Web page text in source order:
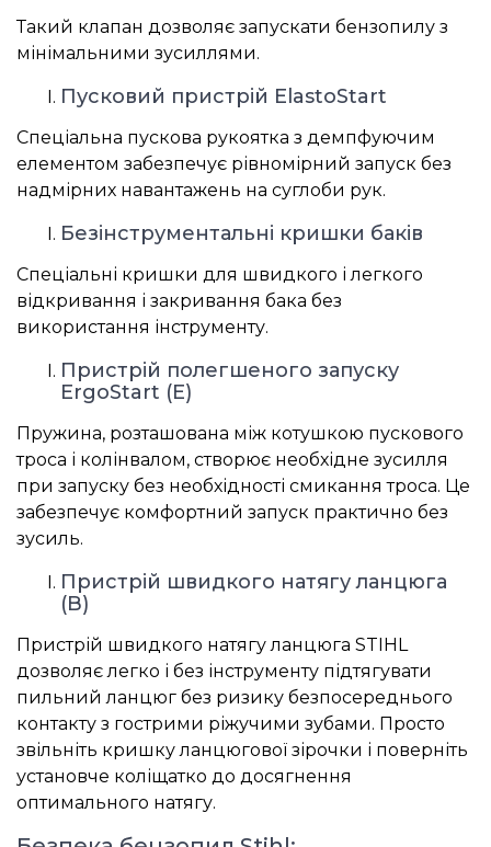
Такий клапан дозволяє запускати бензопилу з
мінімальними зусиллями.
Пусковий пристрій ElastoStart
Спеціальна пускова рукоятка з демпфуючим
елементом забезпечує рівномірний запуск без
надмірних навантажень на суглоби рук.
Безінструментальні кришки баків
Спеціальні кришки для швидкого і легкого
відкривання і закривання бака без
використання інструменту.
Пристрій полегшеного запуску
ErgoStart (E)
Пружина, розташована між котушкою пускового
троса і колінвалом, створює необхідне зусилля
при запуску без необхідності смикання троса. Це
забезпечує комфортний запуск практично без
зусиль.
Пристрій швидкого натягу ланцюга
(B)
Пристрій швидкого натягу ланцюга STIHL
дозволяє легко і без інструменту підтягувати
пильний ланцюг без ризику безпосереднього
контакту з гострими ріжучими зубами. Просто
звільніть кришку ланцюгової зірочки і поверніть
установче коліщатко до досягнення
оптимального натягу.